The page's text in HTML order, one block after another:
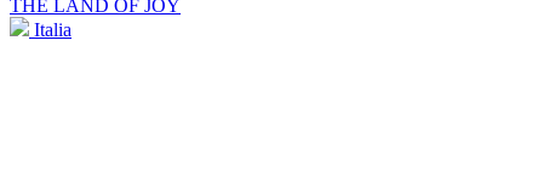
THE LAND OF JOY
Italia